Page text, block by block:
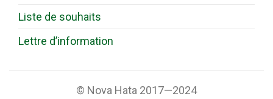
Liste de souhaits
Lettre d’information
© Nova Hata 2017—2024